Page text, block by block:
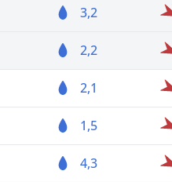
3,2
2,2
2,1
1,5
4,3